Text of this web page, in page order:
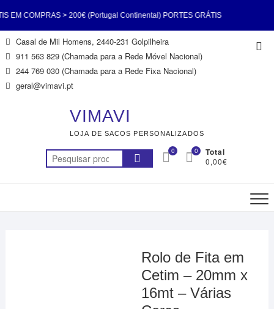
EM COMPRAS > 200€ (Portugal Continental) PORTES GRÁTIS
(Portugal Continental) PORTES GRÁTIS EM COMPRAS >
PORTES GRÁTIS EM COMPRAS > 200€ (Portugal
COMPRAS > 200€ (Portugal Continental) PORTES GRÁTIS
(Portugal Continental) PORTES GRÁTIS EM COMPRAS >
Skip
to
content
Casal de Mil Homens, 2440-231 Golpilheira
911 563 829 (Chamada para a Rede Móvel Nacional)
244 769 030 (Chamada para a Rede Fixa Nacional)
geral@vimavi.pt
VIMAVI
LOJA DE SACOS PERSONALIZADOS
Pesquisar
por:
0 Total
0,00€
0
Rolo de Fita em
Cetim – 20mm x
16mt – Várias